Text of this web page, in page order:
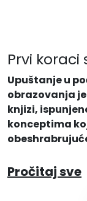
Prvi
Upuštanje u
obrazovanja
knjizi,
konceptima
Pročitaj sve